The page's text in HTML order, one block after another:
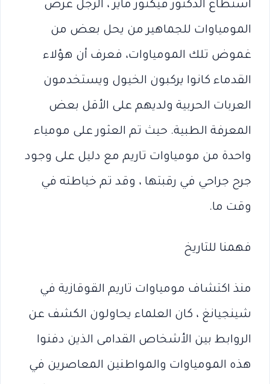
استطاع الدكتور فيكتور ماير ، الرجل عرض
المومياوات للجماهير من يحل بعض من
غموض تلك المومياوات، فعرف أن هؤلاء
القدماء كانوا يركبون الخيول ويستخدمون
العربات الحربية ولديهم على الأقل بعض
المعرفة الطبية. حيث تم العثور على مومياء
واحدة من مومياوات تاريم مع دليل على وجود
جرح جراحي في رقبتها ، وقد تم خياطته في
وقت ما.
فهمنا للتاريخ
منذ اكتشاف مومياوات تاريم القوقازية في
شينجيانغ ، كان العلماء يحاولون الكشف عن
الروابط بين الأشخاص القدامى الذين دفنوا
هذه المومياوات والمواطنين المعاصرين في